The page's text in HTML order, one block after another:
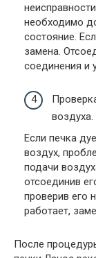
необходимо
состояние.
замена.
соединения и
воздуха.
Если печка
воздух,
подачи
отсоединив
проверив его
работает,
После